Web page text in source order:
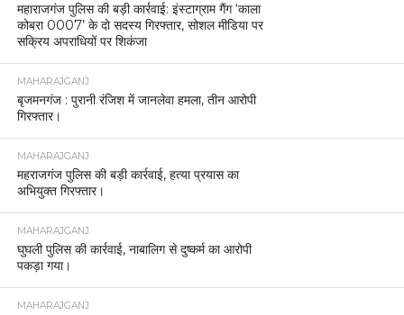
महाराजगंज पुलिस की बड़ी कार्रवाई: इंस्टाग्राम गैंग ‘काला
कोबरा 0007’ के दो सदस्य गिरफ्तार, सोशल मीडिया पर
सक्रिय अपराधियों पर शिकंजा
MAHARAJGANJ
बृजमनगंज : पुरानी रंजिश में जानलेवा हमला, तीन आरोपी
गिरफ्तार।
MAHARAJGANJ
महराजगंज पुलिस की बड़ी कार्रवाई, हत्या प्रयास का
अभियुक्त गिरफ्तार।
MAHARAJGANJ
घुघली पुलिस की कार्रवाई, नाबालिग से दुष्कर्म का आरोपी
पकड़ा गया।
MAHARAJGANJ